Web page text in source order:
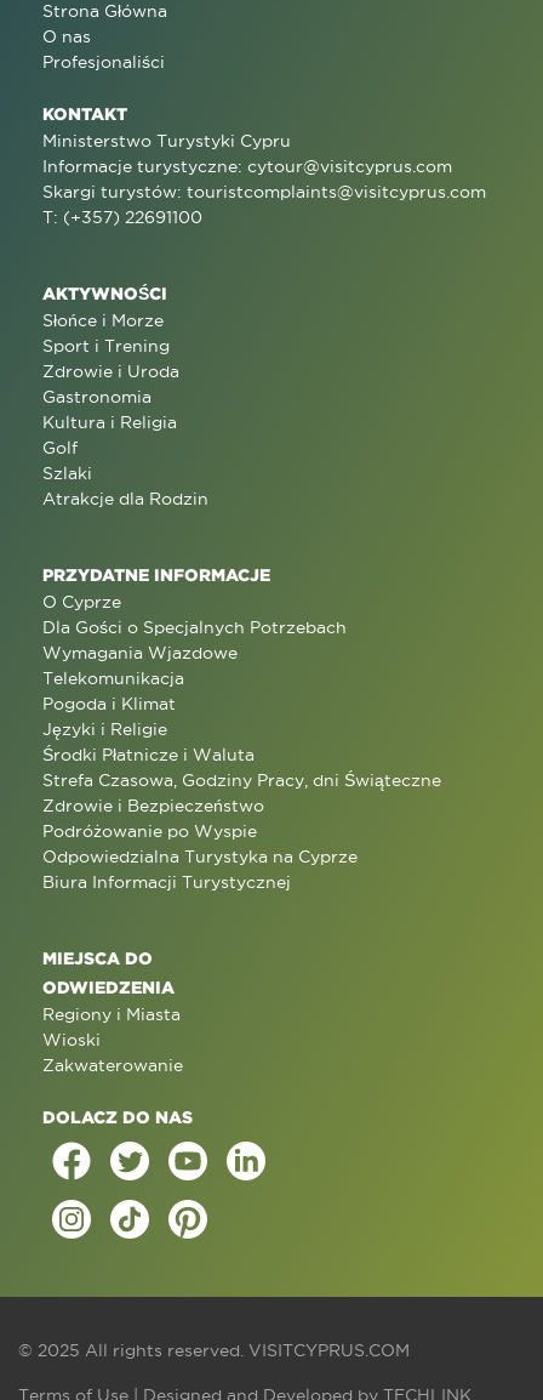
Strona Główna
O nas
Profesjonaliści
KONTAKT
Ministerstwo Turystyki Cypru
Informacje turystyczne: cytour@visitcyprus.com
Skargi turystów: touristcomplaints@visitcyprus.com
T: (+357) 22691100
AKTYWNOŚCI
Słońce i Morze
Sport i Trening
Zdrowie i Uroda
Gastronomia
Kultura i Religia
Golf
Szlaki
Atrakcje dla Rodzin
PRZYDATNE INFORMACJE
O Cyprze
Dla Gości o Specjalnych Potrzebach
Wymagania Wjazdowe
Telekomunikacja
Pogoda i Klimat
Języki i Religie
Środki Płatnicze i Waluta
Strefa Czasowa, Godziny Pracy, dni Świąteczne
Zdrowie i Bezpieczeństwo
Podróżowanie po Wyspie
Odpowiedzialna Turystyka na Cyprze
Biura Informacji Turystycznej
MIEJSCA DO
ODWIEDZENIA
Regiony i Miasta
Wioski
Zakwaterowanie
DOLACZ DO NAS
© 2025 All rights reserved. VISITCYPRUS.COM
Terms of Use | Designed and Developed by TECHLINK